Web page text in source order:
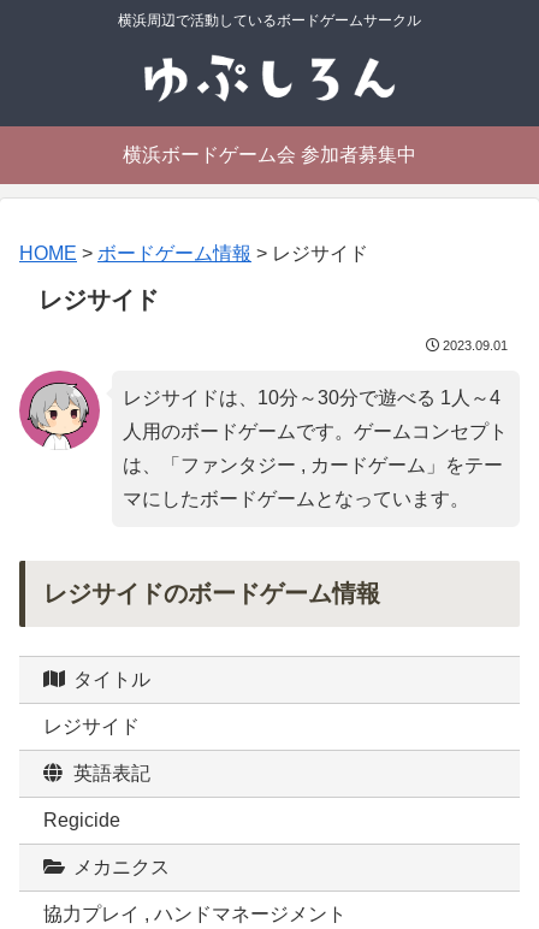
横浜周辺で活動しているボードゲームサークル
横浜ボードゲーム会 参加者募集中
HOME > ボードゲーム情報 > レジサイド
レジサイド
2023.09.01
レジサイドは、10分～30分で遊べる 1人～4
人用のボードゲームです。ゲームコンセプト
は、「 ファンタジー , カードゲーム 」をテー
マにしたボードゲームとなっています。
レジサイドのボードゲーム情報
タイトル
レジサイド
英語表記
Regicide
メカニクス
協力プレイ , ハンドマネージメント